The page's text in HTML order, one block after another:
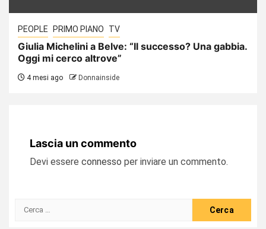
PEOPLE PRIMO PIANO TV
Giulia Michelini a Belve: “Il successo? Una gabbia.
Oggi mi cerco altrove”
4 mesi ago Donnainside
Lascia un commento
Devi essere connesso per inviare un commento.
Ricerca